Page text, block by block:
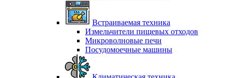
Встраиваемая техника
Измельчители пищевых отходов
Микроволновые печи
Посудомоечные машины